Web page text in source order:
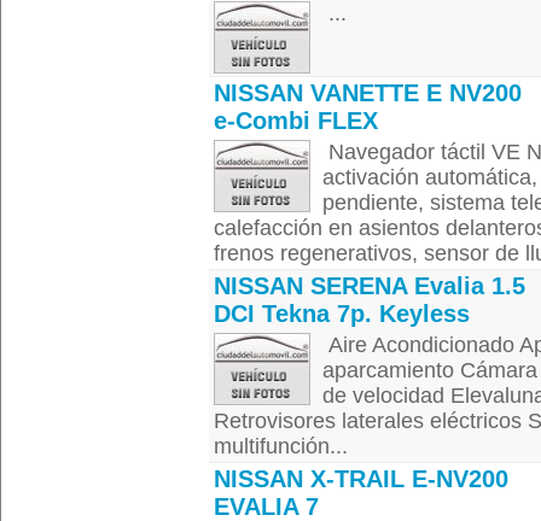
...
NISSAN VANETTE E NV200
e-Combi FLEX
Navegador táctil VE
activación
pendiente, sistema
calefacción en asientos
frenos regenerativos, sensor de
NISSAN SERENA Evalia 1.5
DCI Tekna 7p. Keyless
Aire Acondicionado
aparcamiento
de velocidad
Retrovisores laterales eléctricos
multifunción...
NISSAN X-TRAIL E-NV200
EVALIA 7